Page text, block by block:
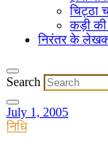
चिट्ठा
कड़ी
निरंतर के
Search
July 1, 2005
निधि